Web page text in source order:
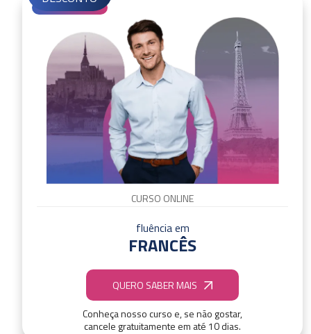
CURSO ONLINE
fluência em
FRANCÊS
QUERO SABER MAIS
Conheça nosso curso e, se não gostar,
cancele gratuitamente em até 10 dias.